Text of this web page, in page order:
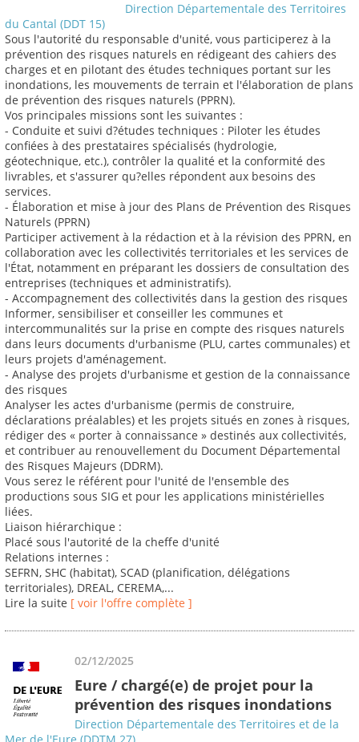
Direction Départementale des Territoires
du Cantal (DDT 15)
Sous l'autorité du responsable d'unité, vous participerez à la
prévention des risques naturels en rédigeant des cahiers des
charges et en pilotant des études techniques portant sur les
inondations, les mouvements de terrain et l'élaboration de plans
de prévention des risques naturels (PPRN).
Vos principales missions sont les suivantes :
- Conduite et suivi d?études techniques : Piloter les études
confiées à des prestataires spécialisés (hydrologie,
géotechnique, etc.), contrôler la qualité et la conformité des
livrables, et s'assurer qu?elles répondent aux besoins des
services.
- Élaboration et mise à jour des Plans de Prévention des Risques
Naturels (PPRN)
Participer activement à la rédaction et à la révision des PPRN, en
collaboration avec les collectivités territoriales et les services de
l'État, notamment en préparant les dossiers de consultation des
entreprises (techniques et administratifs).
- Accompagnement des collectivités dans la gestion des risques
Informer, sensibiliser et conseiller les communes et
intercommunalités sur la prise en compte des risques naturels
dans leurs documents d'urbanisme (PLU, cartes communales) et
leurs projets d'aménagement.
- Analyse des projets d'urbanisme et gestion de la connaissance
des risques
Analyser les actes d'urbanisme (permis de construire,
déclarations préalables) et les projets situés en zones à risques,
rédiger des « porter à connaissance » destinés aux collectivités,
et contribuer au renouvellement du Document Départemental
des Risques Majeurs (DDRM).
Vous serez le référent pour l'unité de l'ensemble des
productions sous SIG et pour les applications ministérielles
liées.
Liaison hiérarchique :
Placé sous l'autorité de la cheffe d'unité
Relations internes :
SEFRN, SHC (habitat), SCAD (planification, délégations
territoriales), DREAL, CEREMA,...
Lire la suite [ voir l'offre complète ]
02/12/2025
Eure / chargé(e) de projet pour la
prévention des risques inondations
Direction Départementale des Territoires et de la